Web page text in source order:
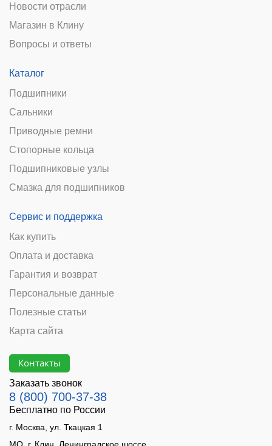
Новости отрасли
Магазин в Клину
Вопросы и ответы
Каталог
Подшипники
Сальники
Приводные ремни
Стопорные кольца
Подшипниковые узлы
Смазка для подшипников
Сервис и поддержка
Как купить
Оплата и доставка
Гарантия и возврат
Персональные данные
Полезные статьи
Карта сайта
Контакты
Заказать звонок
8 (800) 700-37-38
Бесплатно по России
г. Москва, ул. Ткацкая 1
МО, г. Клин, Ленинградское шоссе